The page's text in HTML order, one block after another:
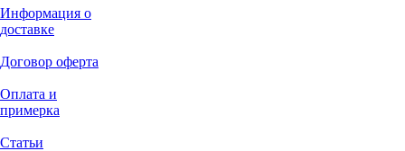
Информация о
доставке
Договор оферта
Оплата и
примерка
Статьи